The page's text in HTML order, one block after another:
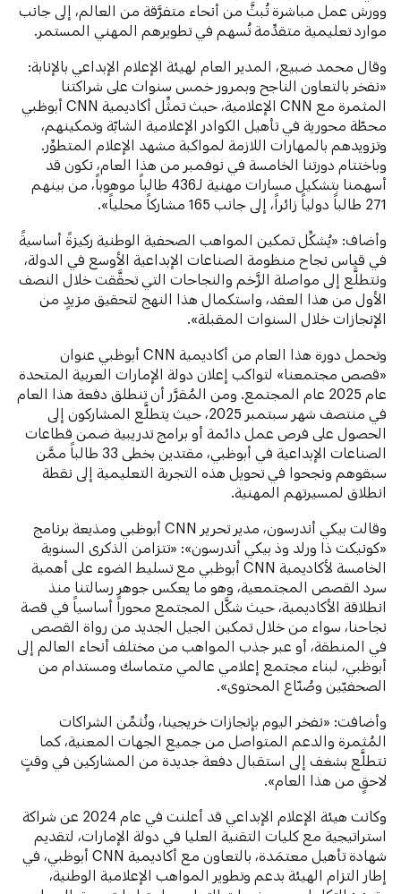
وورش عمل مباشرة تُبثَّ من أنحاء متفرَّقة من العالم، إلى جانب
موارد تعليمية متقدِّمة تُسهم في تطويرهم المهني المستمر.
وقال محمد ضبيع، المدير العام لهيئة الإعلام الإبداعي بالإنابة: ​​
«نفخر بالتعاون الناجح وبمرور خمس سنوات على شراكتنا
المثمرة مع CNN الإعلامية، حيث تمثِّل أكاديمية CNN أبوظبي
محطّة محورية في تأهيل الكوادر الإعلامية الشابّة وتمكينهم،
وتزويدهم بالمهارات اللازمة لمواكبة مشهد الإعلام المتطوِّر.
وباختتام دورتنا الخامسة في نوفمبر من هذا العام، نكون قد
أسهمنا بتشكيل مسارات مهنية لـ436 طالباً موهوباً، من بينهم
271 طالباً دولياً زائراً، إلى جانب 165 مشاركاً محلياً».
وأضاف: «يُشكِّل تمكين المواهب الصحفية الوطنية ركيزةً أساسيةً
في قياس نجاح منظومة الصناعات الإبداعية الأوسع في الدولة،
ونتطلَّع إلى مواصلة الزَّخم والنجاحات التي تحقَّقت خلال النصف
الأول من هذا العقد، واستكمال هذا النهج لتحقيق مزيدٍ من
الإنجازات خلال السنوات المقبلة».
وتحمل دورة هذا العام من أكاديمية CNN أبوظبي عنوان
«قصص مجتمعنا» لتواكب إعلان دولة الإمارات العربية المتحدة
عام 2025 عام المجتمع. ومن المُقرَّر أن تنطلق دفعة هذا العام
في منتصف شهر سبتمبر 2025، حيث يتطلَّع المشاركون إلى
الحصول على فرص عمل دائمة أو برامج تدريبية ضمن قطاعات
الصناعات الإبداعية في أبوظبي، مقتدين بخطى 33 طالباً ممَّن
سبقوهم ونجحوا في تحويل هذه التجربة التعليمية إلى نقطة
انطلاق لمسيرتهم المهنية.
وقالت بيكي أندرسون، مدير تحرير CNN أبوظبي ومذيعة برنامج
«كونيكت ذا ورلد وذ بيكي أندرسون»: «تتزامن الذكرى السنوية
الخامسة لأكاديمية CNN أبوظبي مع تسليط الضوء على أهمية
سرد القصص المجتمعية، وهو ما يعكس جوهر رسالتنا منذ
انطلاقة الأكاديمية، حيث شكَّل المجتمع محوراً أساسياً في قصة
نجاحنا، سواء من خلال تمكين الجيل الجديد من رواة القصص
في المنطقة، أو عبر جذب المواهب من مختلف أنحاء العالم إلى
أبوظبي، لبناء مجتمع إعلامي عالمي متماسك ومستدام من
الصحفيّين وصُنّاع المحتوى».
وأضافت: «نفخر اليوم بإنجازات خريجينا، ونُثمِّن الشراكات
المُثمرة والدعم المتواصل من جميع الجهات المعنية، كما
نتطلَّع بشغف إلى استقبال دفعة جديدة من المشاركين في وقتٍ
لاحقٍ من هذا العام».
وكانت هيئة الإعلام الإبداعي قد أعلنت في عام 2024 عن شراكة
استراتيجية مع كليات التقنية العليا في دولة الإمارات، لتقديم
شهادة تأهيل معتمَدة، بالتعاون مع أكاديمية CNN أبوظبي، في
إطار التزام الهيئة بدعم وتطوير المواهب الإعلامية الوطنية،